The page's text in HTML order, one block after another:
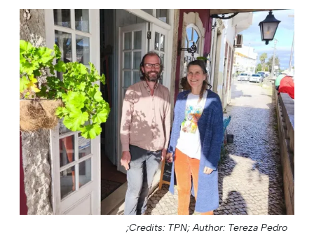
Credits: TPN; Author: Tereza Pedro;